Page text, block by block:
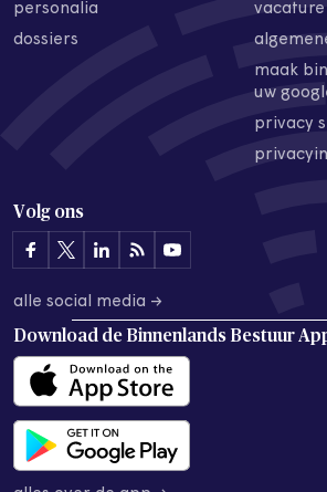
personalia
dossiers
maak
uw
privacy
Volg ons
alle social media →
Download de Binnenlands Bestuur